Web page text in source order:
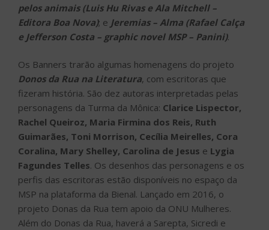
pelos animais (Luis Hu Rivas e Ala Mitchell –
Editora Boa Nova); e Jeremias – Alma (Rafael Calça
e Jefferson Costa – graphic novel MSP – Panini).
Os Banners trarão algumas homenagens do projeto
Donos da Rua na Literatura, com escritoras que
fizeram história. São dez autoras interpretadas pelas
personagens da Turma da Mônica: Clarice Lispector,
Rachel Queiroz, Maria Firmina dos Reis, Ruth
Guimarães, Toni Morrison, Cecília Meirelles, Cora
Coralina, Mary Shelley, Carolina de Jesus e Lygia
Fagundes Telles. Os desenhos das personagens e os
perfis das escritoras estão disponíveis no espaço da
MSP na plataforma da Bienal. Lançado em 2016, o
projeto Donas da Rua tem apoio da ONU Mulheres.
Além do Donas da Rua, haverá a Sarepta, Sicredi e